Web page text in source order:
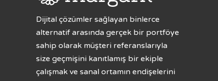
Dijital çözümler sağlayan binlerce
alternatif arasında gerçek bir portföye
sahip olarak müşteri referanslarıyla
size geçmişini kanıtlamış bir ekiple
çalışmak ve sanal ortamın endişelerini